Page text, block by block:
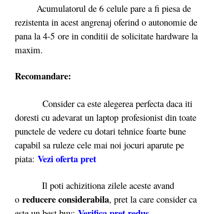
Acumulatorul de 6 celule pare a fi piesa de
rezistenta in acest angrenaj oferind o autonomie de
pana la 4-5 ore in conditii de solicitate hardware la
maxim.
Recomandare:
Consider ca este alegerea perfecta daca iti
doresti cu adevarat un laptop profesionist din toate
punctele de vedere cu dotari tehnice foarte bune
capabil sa ruleze cele mai noi jocuri aparute pe
piata: Vezi oferta pret
Il poti achizitiona zilele aceste avand
o reducere considerabila, pret la care consider ca